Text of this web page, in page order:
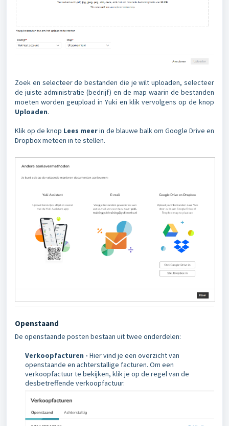
Zoek en selecteer de bestanden die je wilt uploaden, selecteer
de juiste administratie (bedrijf) en de map waarin de bestanden
moeten worden geupload in Yuki en klik vervolgens op de knop
Uploaden.
Klik op de knop Lees meerin de blauwe balk om Google Drive en
Dropbox meteen in te stellen.
Openstaand
De openstaande posten bestaan uit twee onderdelen:
Verkoopfacturen - Hier vind je een overzicht van
openstaande en achterstallige facturen. Om een
verkoopfactuur te bekijken, klik je op de regel van de
desbetreffende verkoopfactuur.